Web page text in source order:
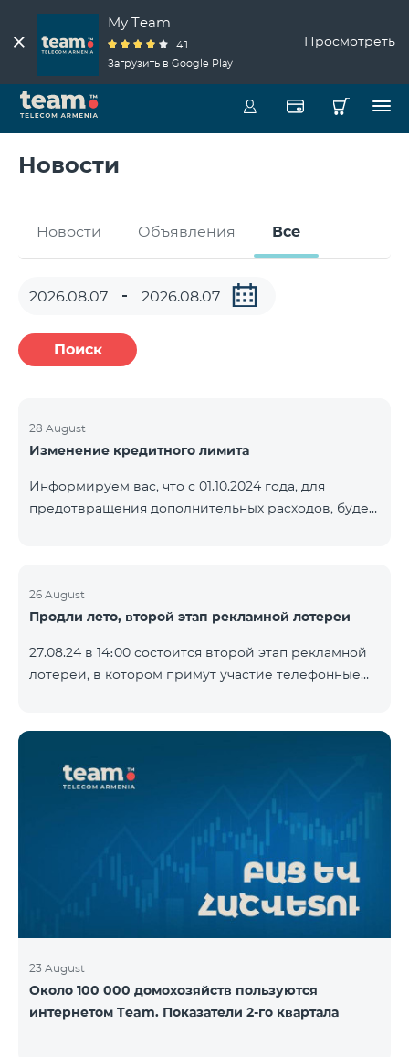
My Team
4.1
Загрузить в Google Play
Просмотреть
Новости
Новости Объявления Все
Поиск
28 August
Изменение кредитного лимита
Информируем вас, что с 01.10.2024 года, для
предотвращения дополнительных расходов, будет
«Combo 4 Basic», «Combo 4 Max», «Combo 4 Plus»,
«Combo 4 Regional», «Combo 4x4», «COSMO 2 8000»,
26 August
Продли лето, второй этап рекламной лотереи
27.08.24 в 14։00 состоится второй этап рекламной
лотереи, в котором примут участие телефонные
Выигравшие номера телефонов будут выбраны с
помощью генератора случайных чисел. Следите за
https://www.telecomarmenia.am/ru/B2S
23 August
Около 100 000 домохозяйств пользуются
интернетом Team. Показатели 2-го квартала